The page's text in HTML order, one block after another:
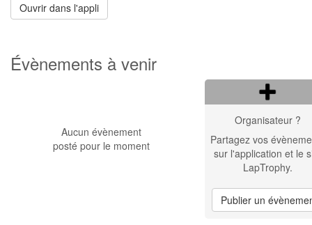
Ouvrir dans l'appli
Évènements à venir
Aucun évènement
posté pour le moment
Organisateur ?
Partagez vos
sur l'application et le
LapTrophy.
Publier un